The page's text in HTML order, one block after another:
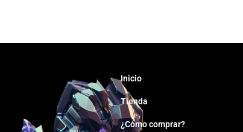
Inicio
Tienda
¿Cómo comprar?